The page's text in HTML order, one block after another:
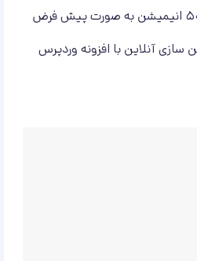
آنلاین با افزونه وردپرس